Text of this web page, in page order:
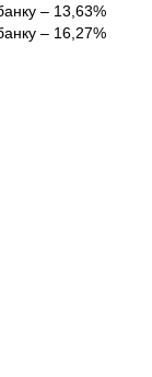
– 13,63%
– 16,27%